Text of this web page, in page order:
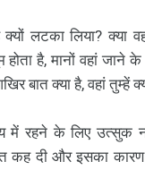
लटका लिया? क्या
है, मानों वहां जाने के
बात क्या है, वहां तुम्हें
में रहने के लिए उत्सुक
कह दी और इसका